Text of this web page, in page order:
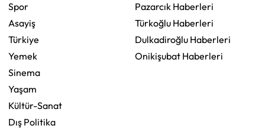
Spor
Asayiş
Türkiye
Yemek
Sinema
Yaşam
Kültür-Sanat
Dış Politika
Pazarcık Haberleri
Türkoğlu Haberleri
Dulkadiroğlu Haberleri
Onikişubat Haberleri